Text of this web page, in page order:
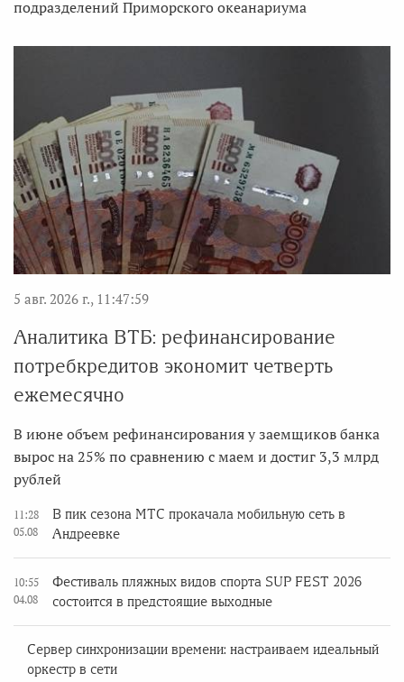
подразделений Приморского океанариума
5 авг. 2026 г., 11:47:59
Аналитика ВТБ: рефинансирование
потребкредитов экономит четверть
ежемесячно
В июне объем рефинансирования у заемщиков банка
вырос на 25% по сравнению с маем и достиг 3,3 млрд
рублей
11:28
05.08
В пик сезона МТС прокачала мобильную сеть в
Андреевке
10:55
04.08
Фестиваль пляжных видов спорта SUP FEST 2026
состоится в предстоящие выходные
Сервер синхронизации времени: настраиваем идеальный
оркестр в сети